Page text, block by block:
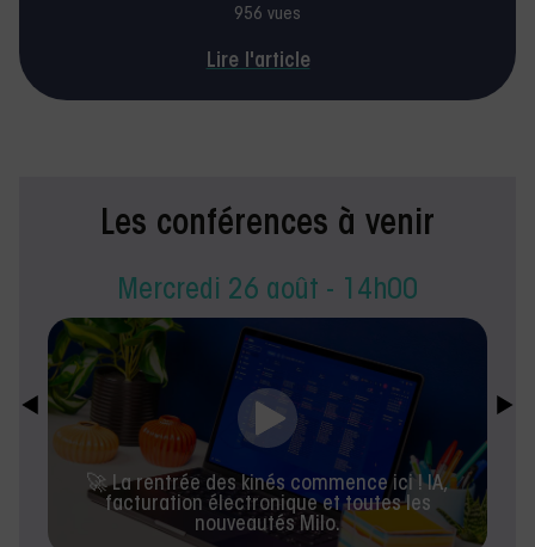
956 vues
Lire l'article
Les conférences à venir
Mercredi 26 août - 14h00
🚀 La rentrée des kinés commence ici ! IA,
facturation électronique et toutes les
nouveautés Milo.